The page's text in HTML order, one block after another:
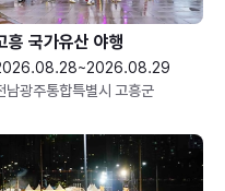
흥 국가유산 야행
남광주통합특별시 고흥군